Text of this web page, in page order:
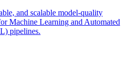
and scalable model-quality
Machine Learning and Automated
pipelines.